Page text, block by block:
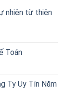
nhiên từ thiên
Toán
Ty Uy Tín Năm